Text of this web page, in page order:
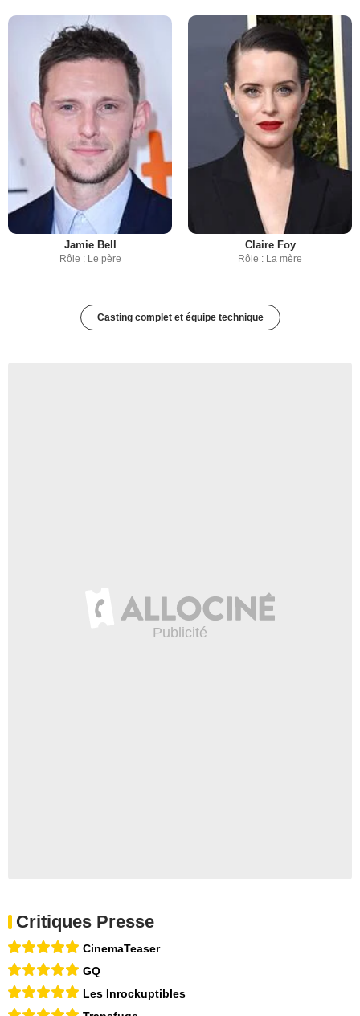
Jamie Bell
Rôle : Le père
Claire Foy
Rôle : La mère
Casting complet et équipe technique
Critiques Presse
CinemaTeaser
GQ
Les Inrockuptibles